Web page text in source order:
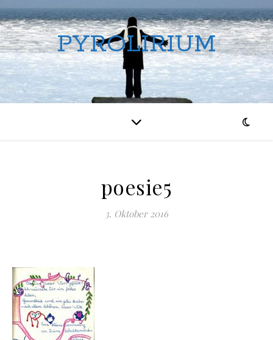
PYROLIRIUM
poesie5
3. Oktober 2016